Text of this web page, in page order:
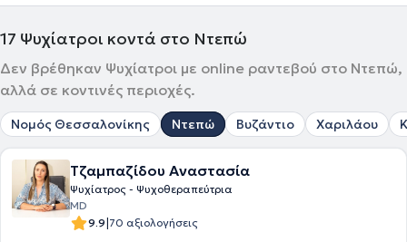
17 Ψυχίατροι κοντά στο Ντεπώ
Δεν βρέθηκαν Ψυχίατροι με online ραντεβού στο Ντεπώ,
αλλά σε κοντινές περιοχές.
Νομός Θεσσαλονίκης Ντεπώ Βυζάντιο Χαριλάου
Τζαμπαζίδου Αναστασία
Ψυχίατρος - Ψυχοθεραπεύτρια
MD
9.9|70 αξιολογήσεις